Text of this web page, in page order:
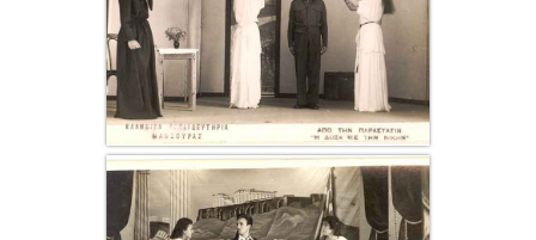
ΔΡΑΣΤΗΡΙΟΤΗΤΕΣ
ΔΙΟΙΚΗΤΙΚΟ ΣΥΜΒΟΥΛΙΟ